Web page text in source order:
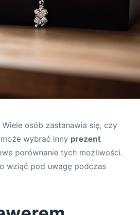
osób zastanawia się, czy
wybrać inny prezent
porównanie tych możliwości.
wziąć pod uwagę podczas